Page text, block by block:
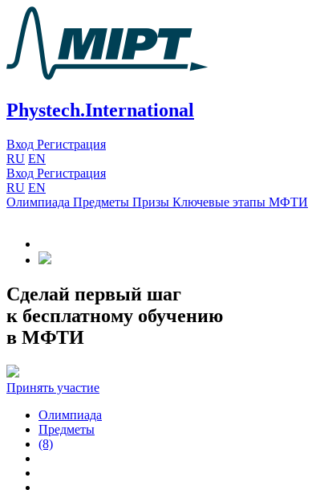
Phystech.International
Вход Регистрация
RU EN
Вход Регистрация
RU EN
Олимпиада Предметы Призы Ключевые этапы МФТИ
Сделай первый шаг
к бесплатному обучению
в МФТИ
Принять участие
Олимпиада
Предметы
(8)